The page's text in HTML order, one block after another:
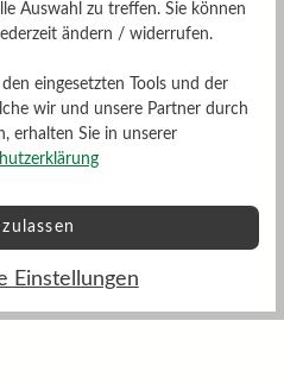
Auswahl zu treffen. Sie können
ändern / widerrufen.
eingesetzten Tools und der
wir und unsere Partner durch
erhalten Sie in unserer
Einstellungen